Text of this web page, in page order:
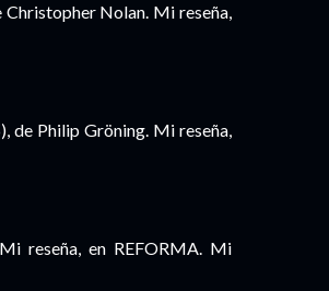
Nolan. Mi reseña,
de Philip Gröning. Mi reseña,
reseña, en REFORMA. Mi